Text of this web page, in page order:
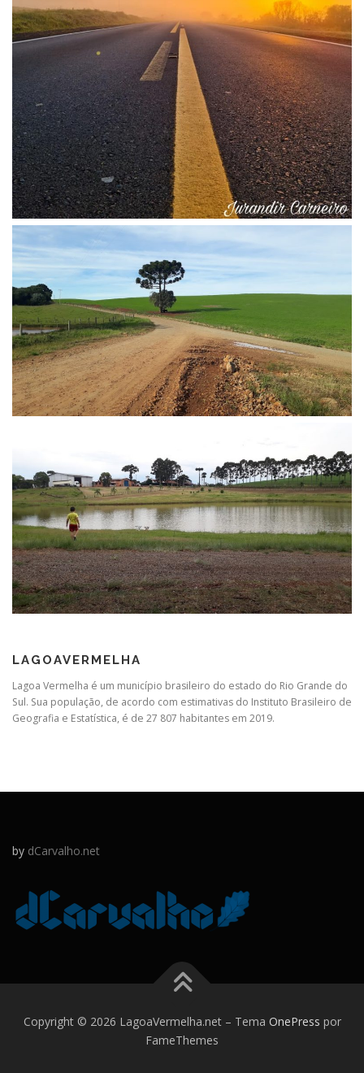
LAGOAVERMELHA
Lagoa Vermelha é um município brasileiro do estado do Rio Grande do
Sul. Sua população, de acordo com estimativas do Instituto Brasileiro de
Geografia e Estatística, é de 27 807 habitantes em 2019.
by dCarvalho.net
Copyright © 2026 LagoaVermelha.net – Tema OnePress por
FameThemes